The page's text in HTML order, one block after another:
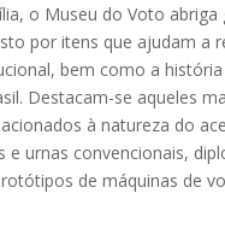
o Museu do Voto abriga
por itens que ajudam a
bem como a história
Destacam-se aqueles
à natureza do
e urnas convencionais,
de máquinas de